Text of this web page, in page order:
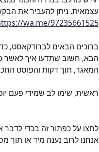
עצמאית. ניתן להעביר את
wa.me/97235661525
ברוכים הבאים לברודקאסט,
הבא, חשוב שתדעו איך לאשר
המאגר, תוך דקות והפוסט
ראשית, שימו לב שמידי פעם
לחצו על כפתור זה בכדי לדבר
אנחנו לרוב נענה מיד או תוך